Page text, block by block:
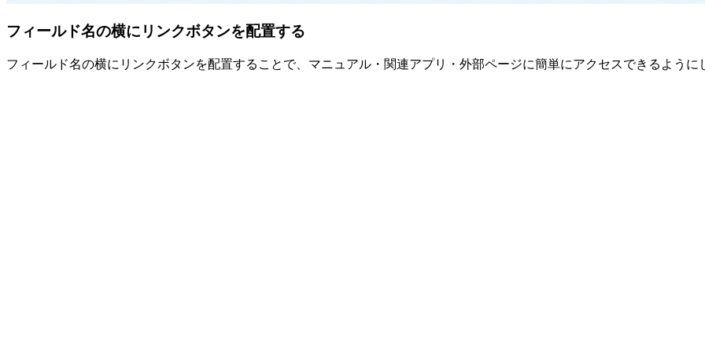
フィールド名の横にリンクボタンを配置する
フィールド名の横にリンクボタンを配置することで、マニュアル・関連アプリ・外部ページに簡単にアクセスできるように